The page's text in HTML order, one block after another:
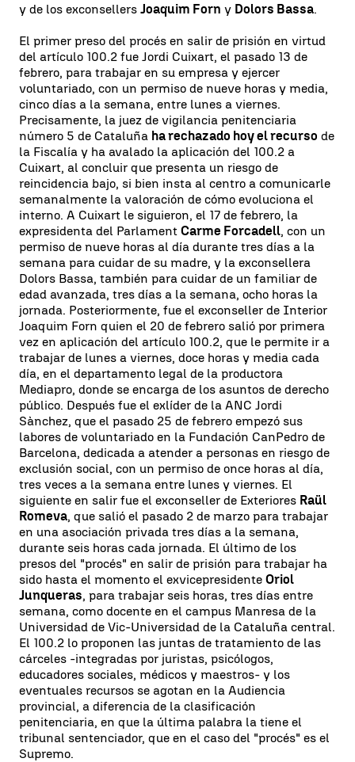
y de los exconsellers Joaquim Forn y Dolors Bassa.
El primer preso del procés en salir de prisión en virtud
del artículo 100.2 fue Jordi Cuixart, el pasado 13 de
febrero, para trabajar en su empresa y ejercer
voluntariado, con un permiso de nueve horas y media,
cinco días a la semana, entre lunes a viernes.
Precisamente, la juez de vigilancia penitenciaria
número 5 de Cataluña ha rechazado hoy el recurso de
la Fiscalía y ha avalado la aplicación del 100.2 a
Cuixart, al concluir que presenta un riesgo de
reincidencia bajo, si bien insta al centro a comunicarle
semanalmente la valoración de cómo evoluciona el
interno. A Cuixart le siguieron, el 17 de febrero, la
expresidenta del Parlament Carme Forcadell, con un
permiso de nueve horas al día durante tres días a la
semana para cuidar de su madre, y la exconsellera
Dolors Bassa, también para cuidar de un familiar de
edad avanzada, tres días a la semana, ocho horas la
jornada. Posteriormente, fue el exconseller de Interior
Joaquim Forn quien el 20 de febrero salió por primera
vez en aplicación del artículo 100.2, que le permite ir a
trabajar de lunes a viernes, doce horas y media cada
día, en el departamento legal de la productora
Mediapro, donde se encarga de los asuntos de derecho
público. Después fue el exlíder de la ANC Jordi
Sànchez, que el pasado 25 de febrero empezó sus
labores de voluntariado en la Fundación CanPedro de
Barcelona, dedicada a atender a personas en riesgo de
exclusión social, con un permiso de once horas al día,
tres veces a la semana entre lunes y viernes. El
siguiente en salir fue el exconseller de Exteriores Raül
Romeva, que salió el pasado 2 de marzo para trabajar
en una asociación privada tres días a la semana,
durante seis horas cada jornada. El último de los
presos del "procés" en salir de prisión para trabajar ha
sido hasta el momento el exvicepresidente Oriol
Junqueras, para trabajar seis horas, tres días entre
semana, como docente en el campus Manresa de la
Universidad de Vic-Universidad de la Cataluña central.
El 100.2 lo proponen las juntas de tratamiento de las
cárceles -integradas por juristas, psicólogos,
educadores sociales, médicos y maestros- y los
eventuales recursos se agotan en la Audiencia
provincial, a diferencia de la clasificación
penitenciaria, en que la última palabra la tiene el
tribunal sentenciador, que en el caso del "procés" es el
Supremo.